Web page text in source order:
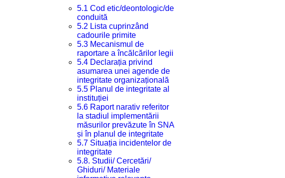
5.1 Cod etic/deontologic/de
conduită
5.2 Lista cuprinzând
cadourile primite
5.3 Mecanismul de
raportare a încălcărilor legii
5.4 Declarația privind
asumarea unei agende de
integritate organizațională
5.5 Planul de integritate al
instituției
5.6 Raport narativ referitor
la stadiul implementării
măsurilor prevăzute în SNA
și în planul de integritate
5.7 Situația incidentelor de
integritate
5.8. Studii/ Cercetări/
Ghiduri/ Materiale